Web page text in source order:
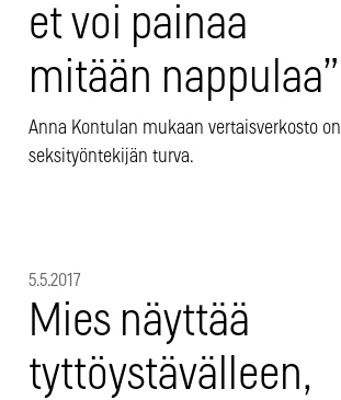
et voi painaa
mitään nappulaa”
Anna Kontulan mukaan vertaisverkosto on
seksityöntekijän turva.
5.5.2017
Mies näyttää
tyttöystävälleen,